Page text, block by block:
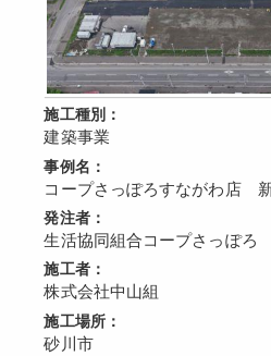
施工種別：
建築事業
事例名：
コープさっぽろすながわ店
発注者：
生活協同組合コープさっぽろ
施工者：
株式会社中山組
施工場所：
砂川市